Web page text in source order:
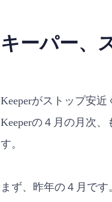
キーパー、
Keeperがストップ安
Keeperの４月の月次
す。
まず、昨年の４月で